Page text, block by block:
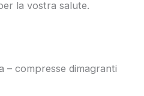
la vostra salute.
– compresse dimagranti